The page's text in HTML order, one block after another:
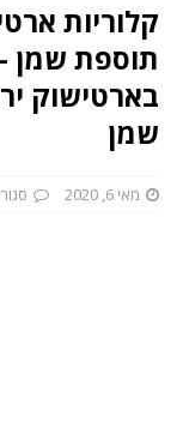
קלוריות
תוספת שמן
בארטישוק
שמן
מאי 6, 2020